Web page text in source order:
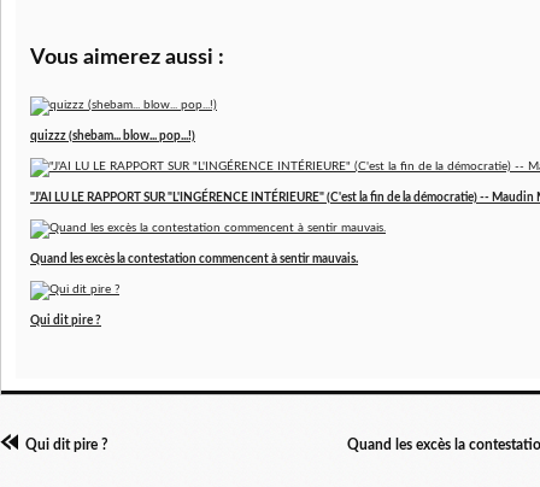
Vous aimerez aussi :
quizzz (shebam... blow... pop...!)
"J'AI LU LE RAPPORT SUR "L'INGÉRENCE INTÉRIEURE" (C'est la fin de la démocratie) -- Maudin
Quand les excès la contestation commencent à sentir mauvais.
Qui dit pire ?
Qui dit pire ? Quand les excès la